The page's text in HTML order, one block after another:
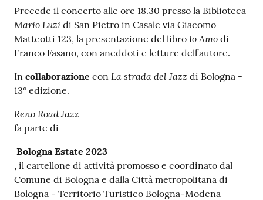
Precede il concerto alle ore 18.30 presso la Biblioteca
Mario Luzi di San Pietro in Casale via Giacomo
Matteotti 123, la presentazione del libro Io Amo di
Franco Fasano, con aneddoti e letture dell’autore.
In collaborazione con La strada del Jazz di Bologna -
13° edizione.
Reno Road Jazz
fa parte di
Bologna Estate 2023
, il cartellone di attività promosso e coordinato dal
Comune di Bologna e dalla Città metropolitana di
Bologna - Territorio Turistico Bologna-Modena